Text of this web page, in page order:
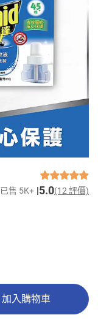
已售 5K+ 5.0(12 評價)
加入購物車